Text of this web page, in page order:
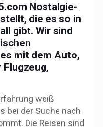
Nostalgie-
die es so in
gibt. Wir sind
mit dem Auto,
Flugzeug,
weiß
bei der Suche nach
Die Reisen sind